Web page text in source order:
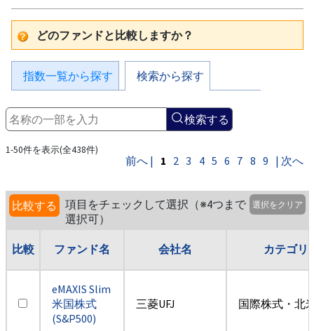
どのファンドと比較しますか？
指数一覧から探す 検索から探す
検索する
1-50件を表示(全438件)
前へ | 1 2 3 4 5 6 7 8 9 | 次へ
比較する
項目をチェックして選択（※4つまで
選択可）
選択をクリア
比較 ファンド名 会社名 カテゴリ
eMAXIS Slim
米国株式
(S&P500)
三菱UFJ 国際株式・北